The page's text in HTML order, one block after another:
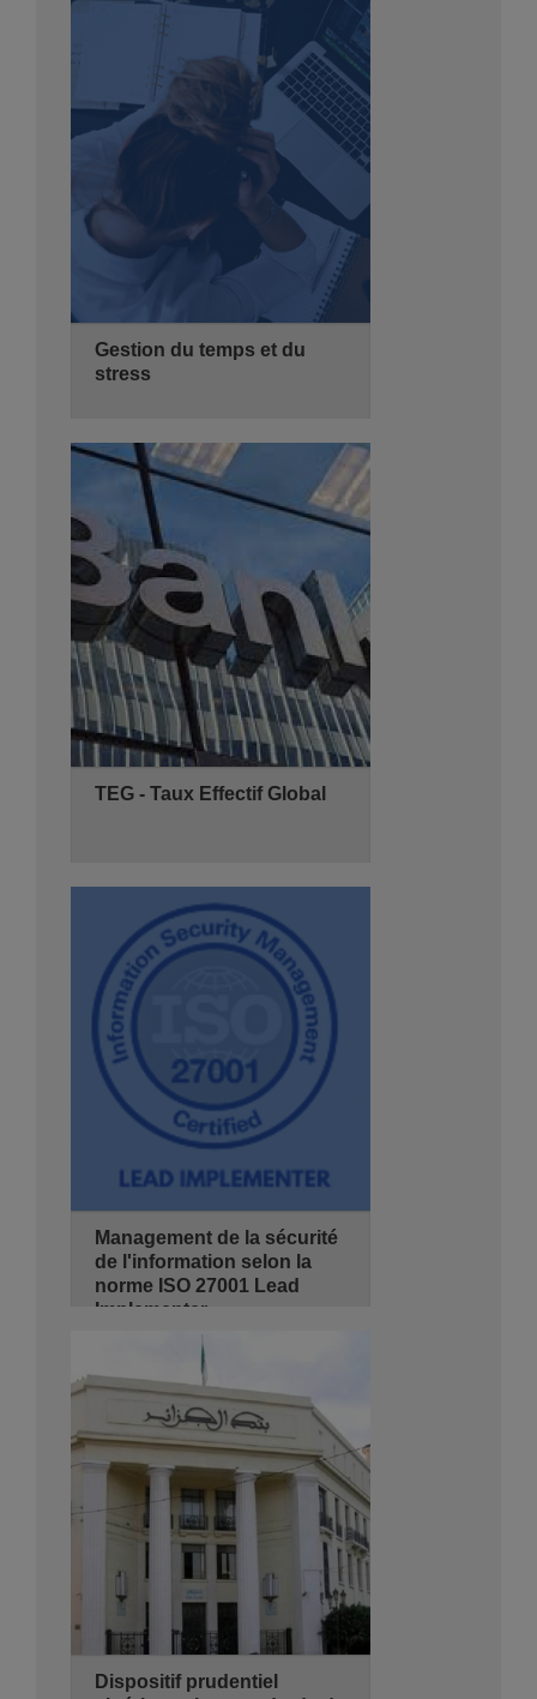
02/11/2026
de 08:30 - 14:00
Hyatt Regency Algiers
Se Pré-inscrire Détails
Gestion du temps et du
stress
03/11/2026
3 jours
de 08:30 - 14:00
Hyatt Regency Algiers
Se Pré-inscrire Détails
TEG - Taux Effectif Global
04/11/2026
2 jours
de 08:30 - 14:00
Hyatt Regency Algiers
Se Pré-inscrire Détails
Management de la sécurité
de l'information selon la
norme ISO 27001 Lead
Implementer
4 jours
de 08:30 - 14:00
Hyatt Regency Algiers
Se Pré-inscrire Détails
Dispositif prudentiel